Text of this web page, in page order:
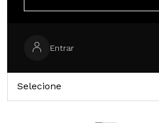
Entrar
Selecione